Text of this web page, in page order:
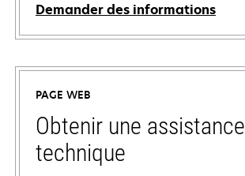
Demander des informations
PAGE WEB
Obtenir une assistance
technique